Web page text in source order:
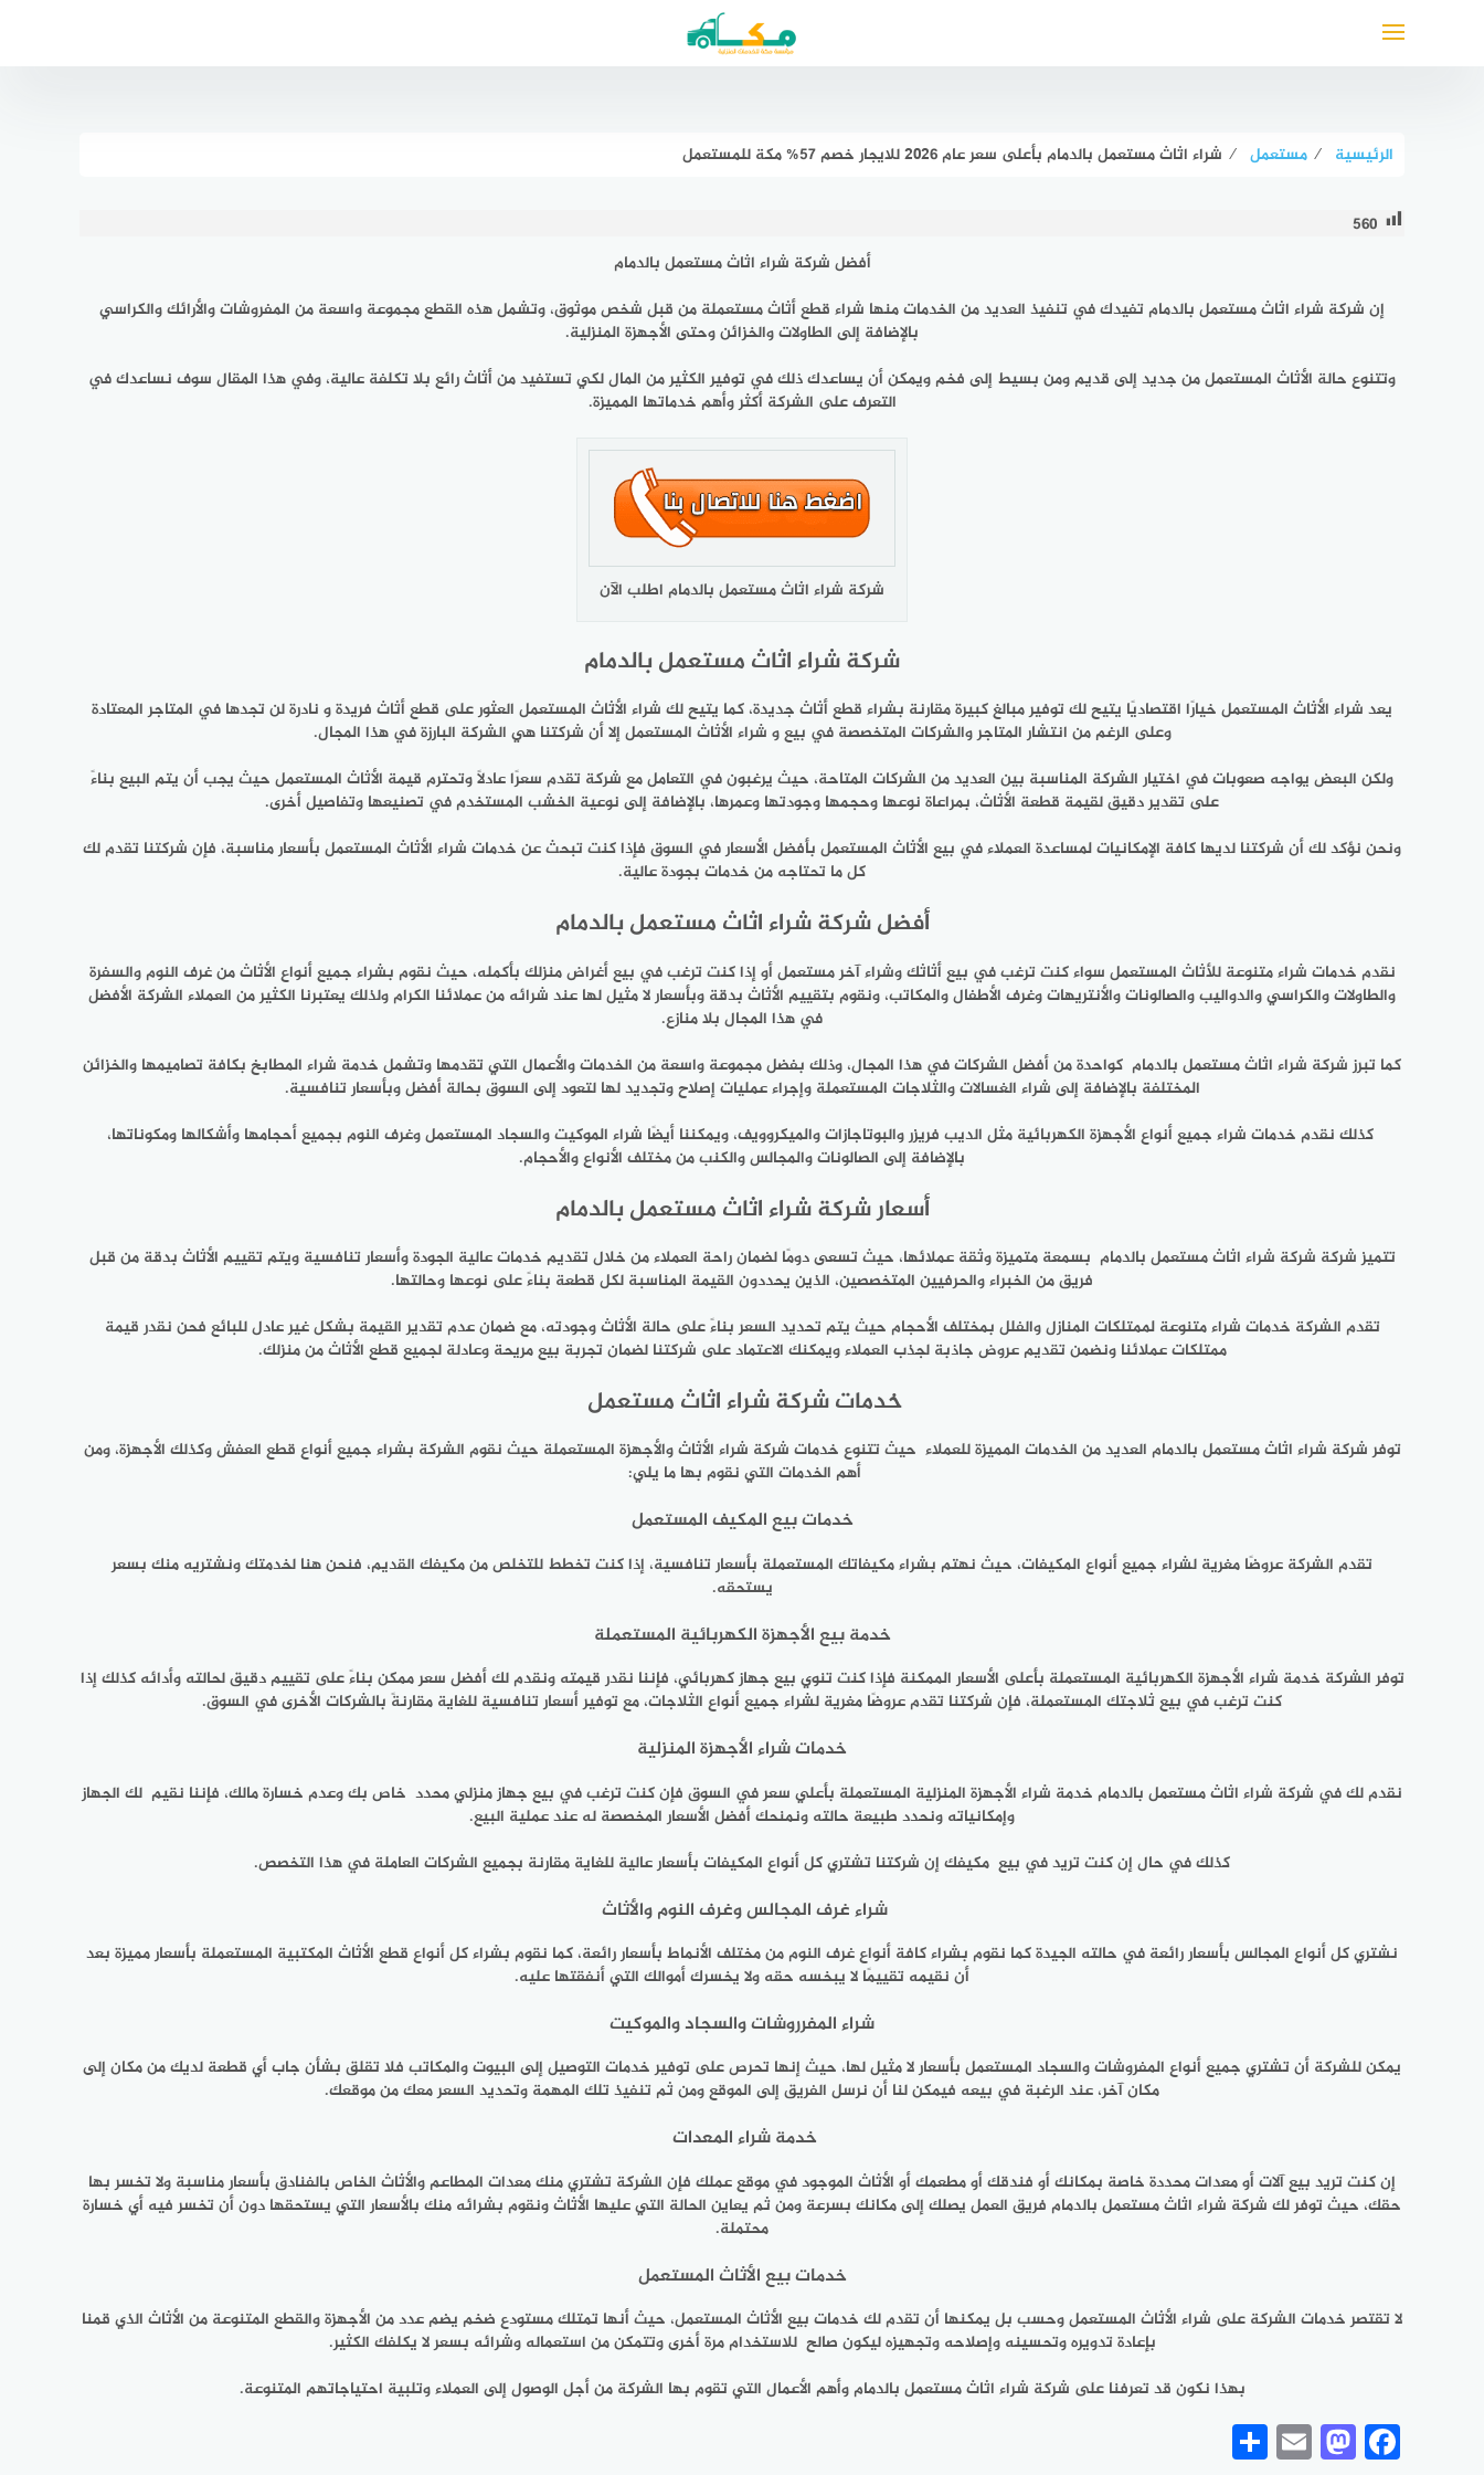
الرئيسية ⁄ مستعمل ⁄ شراء اثاث مستعمل بالدمام بأعلى سعر عام ٢٠٢٦ للايجار خصم 57% مكة للمستعمل
560
أفضل شركة شراء اثاث مستعمل بالدمام
إن شركة شراء اثاث مستعمل بالدمام تفيدك في تنفيذ العديد من الخدمات منها شراء قطع أثاث مستعملة من قبل شخص موثوق، وتشمل هذه القطع مجموعة واسعة من المفروشات والأرائك والكراسي
بالإضافة إلى الطاولات والخزائن وحتى الأجهزة المنزلية.
وتتنوع حالة الأثاث المستعمل من جديد إلى قديم ومن بسيط إلى فخم ويمكن أن يساعدك ذلك في توفير الكثير من المال لكي تستفيد من أثاث رائع بلا تكلفة عالية، وفي هذا المقال سوف نساعدك في
التعرف على الشركة أكثر وأهم خدماتها المميزة.
شركة شراء اثاث مستعمل بالدمام اطلب الآن
شركة شراء اثاث مستعمل بالدمام
يعد شراء الأثاث المستعمل خيارًا اقتصاديًا يتيح لك توفير مبالغ كبيرة مقارنة بشراء قطع أثاث جديدة، كما يتيح لك شراء الأثاث المستعمل العثور على قطع أثاث فريدة و نادرة لن تجدها في المتاجر المعتادة
وعلى الرغم من انتشار المتاجر والشركات المتخصصة في بيع و شراء الأثاث المستعمل إلا أن شركتنا هي الشركة البارزة في هذا المجال.
ولكن البعض يواجه صعوبات في اختيار الشركة المناسبة بين العديد من الشركات المتاحة، حيث يرغبون في التعامل مع شركة تقدم سعرًا عادلًا وتحترم قيمة الأثاث المستعمل حيث يجب أن يتم البيع بناءً
على تقدير دقيق لقيمة قطعة الأثاث، بمراعاة نوعها وحجمها وجودتها وعمرها، بالإضافة إلى نوعية الخشب المستخدم في تصنيعها وتفاصيل أخرى.
ونحن نؤكد لك أن شركتنا لديها كافة الإمكانيات لمساعدة العملاء في بيع الأثاث المستعمل بأفضل الأسعار في السوق فإذا كنت تبحث عن خدمات شراء الأثاث المستعمل بأسعار مناسبة، فإن شركتنا تقدم لك
كل ما تحتاجه من خدمات بجودة عالية.
أفضل شركة شراء اثاث مستعمل بالدمام
نقدم خدمات شراء متنوعة للأثاث المستعمل سواء كنت ترغب في بيع أثاثك وشراء آخر مستعمل أو إذا كنت ترغب في بيع أغراض منزلك بأكمله، حيث نقوم بشراء جميع أنواع الأثاث من غرف النوم والسفرة
والطاولات والكراسي والدواليب والصالونات والأنتريهات وغرف الأطفال والمكاتب، ونقوم بتقييم الأثاث بدقة وبأسعار لا مثيل لها عند شرائه من عملائنا الكرام ولذلك يعتبرنا الكثير من العملاء الشركة الأفضل
في هذا المجال بلا منازع.
كما تبرز شركة شراء اثاث مستعمل بالدمام كواحدة من أفضل الشركات في هذا المجال، وذلك بفضل مجموعة واسعة من الخدمات والأعمال التي تقدمها وتشمل خدمة شراء المطابخ بكافة تصاميمها والخزائن
المختلفة بالإضافة إلى شراء الغسالات والثلاجات المستعملة وإجراء عمليات إصلاح وتجديد لها لتعود إلى السوق بحالة أفضل وبأسعار تنافسية.
كذلك نقدم خدمات شراء جميع أنواع الأجهزة الكهربائية مثل الديب فريزر والبوتاجازات والميكروويف، ويمكننا أيضًا شراء الموكيت والسجاد المستعمل وغرف النوم بجميع أحجامها وأشكالها ومكوناتها،
بالإضافة إلى الصالونات والمجالس والكنب من مختلف الأنواع والأحجام.
أسعار شركة شراء اثاث مستعمل بالدمام
تتميز شركة شركة شراء اثاث مستعمل بالدمام بسمعة متميزة وثقة عملائها، حيث تسعى دومًا لضمان راحة العملاء من خلال تقديم خدمات عالية الجودة وأسعار تنافسية ويتم تقييم الأثاث بدقة من قبل
فريق من الخبراء والحرفيين المتخصصين، الذين يحددون القيمة المناسبة لكل قطعة بناءً على نوعها وحالتها.
تقدم الشركة خدمات شراء متنوعة لممتلكات المنازل والفلل بمختلف الأحجام حيث يتم تحديد السعر بناءً على حالة الأثاث وجودته، مع ضمان عدم تقدير القيمة بشكل غير عادل للبائع فحن نقدر قيمة
ممتلكات عملائنا ونضمن تقديم عروض جاذبة لجذب العملاء ويمكنك الاعتماد على شركتنا لضمان تجربة بيع مريحة وعادلة لجميع قطع الأثاث من منزلك.
خدمات شركة شراء اثاث مستعمل
توفر شركة شراء اثاث مستعمل بالدمام العديد من الخدمات المميزة للعملاء حيث تتنوع خدمات شركة شراء الأثاث والأجهزة المستعملة حيث نقوم الشركة بشراء جميع أنواع قطع العفش وكذلك الأجهزة، ومن
أهم الخدمات التي نقوم بها ما يلي:
خدمات بيع المكيف المستعمل
تقدم الشركة عروضًا مغرية لشراء جميع أنواع المكيفات، حيث نهتم بشراء مكيفاتك المستعملة بأسعار تنافسية، إذا كنت تخطط للتخلص من مكيفك القديم، فنحن هنا لخدمتك ونشتريه منك بسعر
يستحقه.
خدمة بيع الأجهزة الكهربائية المستعملة
توفر الشركة خدمة شراء الأجهزة الكهربائية المستعملة بأعلى الأسعار الممكنة فإذا كنت تنوي بيع جهاز كهربائي، فإننا نقدر قيمته ونقدم لك أفضل سعر ممكن بناءً على تقييم دقيق لحالته وأدائه كذلك إذا
كنت ترغب في بيع ثلاجتك المستعملة، فإن شركتنا تقدم عروضًا مغرية لشراء جميع أنواع الثلاجات، مع توفير أسعار تنافسية للغاية مقارنةً بالشركات الأخرى في السوق.
خدمات شراء الأجهزة المنزلية
نقدم لك في شركة شراء اثاث مستعمل بالدمام خدمة شراء الأجهزة المنزلية المستعملة بأعلي سعر في السوق فإن كنت ترغب في بيع جهاز منزلي محدد خاص بك وعدم خسارة مالك، فإننا نقيم لك الجهاز
وإمكانياته ونحدد طبيعة حالته ونمنحك أفضل الأسعار المخصصة له عند عملية البيع.
كذلك في حال إن كنت تريد في بيع مكيفك إن شركتنا تشتري كل أنواع المكيفات بأسعار عالية للغاية مقارنة بجميع الشركات العاملة في هذا التخصص.
شراء غرف المجالس وغرف النوم والأثاث
نشتري كل أنواع المجالس بأسعار رائعة في حالته الجيدة كما نقوم بشراء كافة أنواع غرف النوم من مختلف الأنماط بأسعار رائعة، كما نقوم بشراء كل أنواع قطع الأثاث المكتبية المستعملة بأسعار مميزة بعد
أن نقيمه تقييمًا لا يبخسه حقه ولا يخسرك أموالك التي أنفقتها عليه.
شراء المفرروشات والسجاد والموكيت
يمكن للشركة أن تشتري جميع أنواع المفروشات والسجاد المستعمل بأسعار لا مثيل لها، حيث إنها تحرص على توفير خدمات التوصيل إلى البيوت والمكاتب فلا تقلق بشأن جاب أي قطعة لديك من مكان إلى
مكان آخر، عند الرغبة في بيعه فيمكن لنا أن نرسل الفريق إلى الموقع ومن ثم تنفيذ تلك المهمة وتحديد السعر معك من موقعك.
خدمة شراء المعدات
إن كنت تريد بيع آلات أو معدات محددة خاصة بمكانك أو فندقك أو مطعمك أو الأثاث الموجود في موقع عملك فإن الشركة تشتري منك معدات المطاعم والأثاث الخاص بالفنادق بأسعار مناسبة ولا تخسر بها
حقك، حيث توفر لك شركة شراء اثاث مستعمل بالدمام فريق العمل يصلك إلى مكانك بسرعة ومن ثم يعاين الحالة التي عليها الأثاث ونقوم بشرائه منك بالأسعار التي يستحقها دون أن تخسر فيه أي خسارة
محتملة.
خدمات بيع الأثاث المستعمل
لا تقتصر خدمات الشركة على شراء الأثاث المستعمل وحسب بل يمكنها أن تقدم لك خدمات بيع الأثاث المستعمل، حيث أنها تمتلك مستودع ضخم يضم عدد من الأجهزة والقطع المتنوعة من الأثاث الذي قمنا
بإعادة تدويره وتحسينه وإصلاحه وتجهيزه ليكون صالح للاستخدام مرة أخرى وتتمكن من استعماله وشرائه بسعر لا يكلفك الكثير.
بهذا نكون قد تعرفنا على شركة شراء اثاث مستعمل بالدمام وأهم الأعمال التي تقوم بها الشركة من أجل الوصول إلى العملاء وتلبية احتياجاتهم المتنوعة.
Facebook
Mastodon
Email